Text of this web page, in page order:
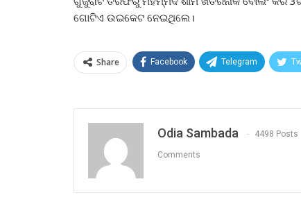
ଗୋଟିଏ ଉଇକେଟ ନେଇଥିଲେ।
Share Facebook Telegram
Odia Sambada 4498 Posts
Comments